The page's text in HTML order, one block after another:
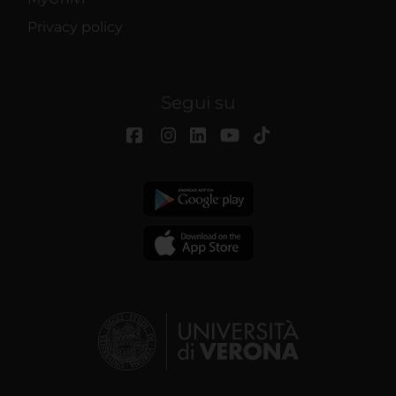
Privacy policy
Segui su